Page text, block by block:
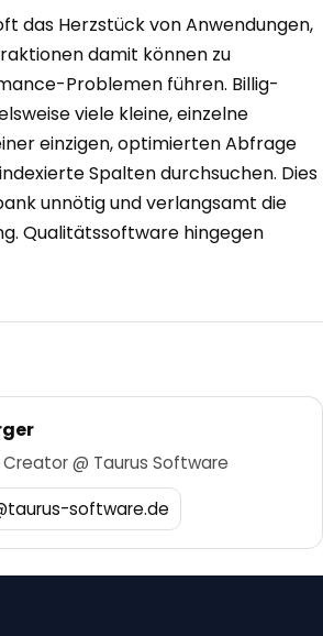
das Herzstück von Anwendungen,
damit können zu
Problemen führen. Billig-
viele kleine, einzelne
einzigen, optimierten Abfrage
Spalten durchsuchen. Dies
unnötig und verlangsamt die
Qualitätssoftware hingegen
@ Taurus Software
software.de